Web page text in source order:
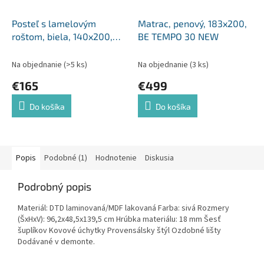
Posteľ s lamelovým
roštom, biela, 140x200,
Na objednanie (>5 ks)
€165
Do košíka
Matrac, penový, 183x200,
BE TEMPO 30 NEW
Na objednanie (3 ks)
€499
Do košíka
Popis Podobné (1) Hodnotenie Diskusia
Podrobný popis
Materiál: DTD laminovaná/MDF lakovaná Farba: sivá Rozmery
(ŠxHxV): 96,2x48,5x139,5 cm Hrúbka materiálu: 18 mm Šesť
šuplíkov Kovové úchytky Provensálsky štýl Ozdobné lišty
Dodávané v demonte.